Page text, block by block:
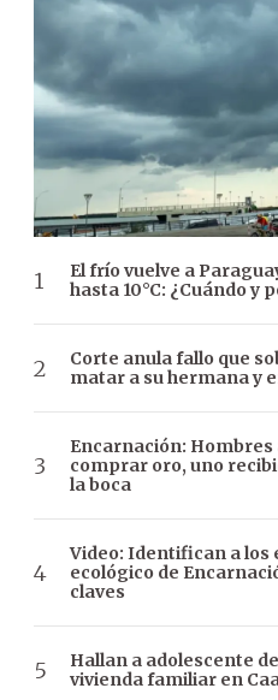
El frío vuelve a
hasta 10°C: ¿Cuándo y
Corte anula fallo que
matar a su hermana y
Encarnación: Hombres
comprar oro, uno
la boca
Video: Identifican a los
ecológico de
claves
Hallan a adolescente
vivienda familiar en